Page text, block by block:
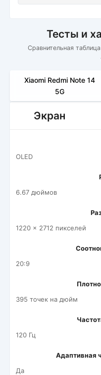
Тесты и
Сравнительная
Xiaomi Redmi Note 14
5G
Экран
OLED
6.67 дюймов
1220 x 2712 пикселей
20:9
395 точек на дюйм
120 Гц
Адаптивная
Да